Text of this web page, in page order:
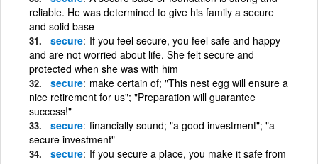
reliable. He was determined to give his family a secure
and solid base
secure If you feel secure, you feel safe and happy
and are not worried about life. She felt secure and
protected when she was with him
secure make certain of; "This nest egg will ensure a
nice retirement for us"; "Preparation will guarantee
success!"
secure financially sound; "a good investment"; "a
secure investment"
secure If you secure a place, you make it safe from